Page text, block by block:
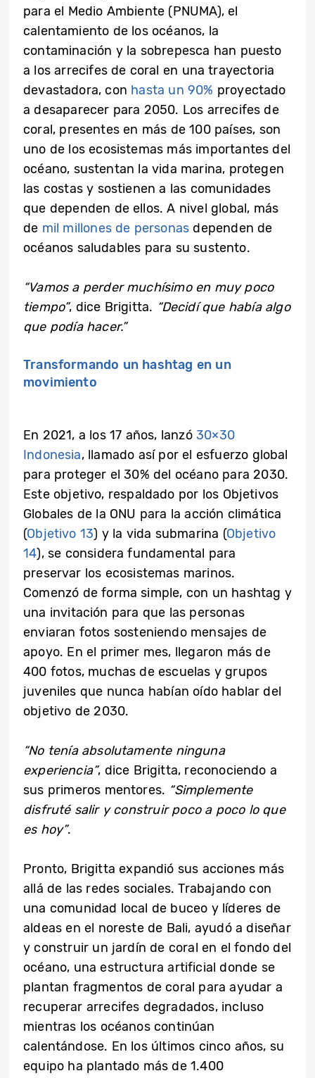
para el Medio Ambiente (PNUMA), el
calentamiento de los océanos, la
contaminación y la sobrepesca han puesto
a los arrecifes de coral en una trayectoria
devastadora, con hasta un 90% proyectado
a desaparecer para 2050. Los arrecifes de
coral, presentes en más de 100 países, son
uno de los ecosistemas más importantes del
océano, sustentan la vida marina, protegen
las costas y sostienen a las comunidades
que dependen de ellos. A nivel global, más
de mil millones de personas dependen de
océanos saludables para su sustento.
“Vamos a perder muchísimo en muy poco
tiempo”, dice Brigitta. “Decidí que había algo
que podía hacer.”
Transformando un hashtag en un
movimiento
En 2021, a los 17 años, lanzó 30×30
Indonesia, llamado así por el esfuerzo global
para proteger el 30% del océano para 2030.
Este objetivo, respaldado por los Objetivos
Globales de la ONU para la acción climática
(Objetivo 13) y la vida submarina (Objetivo
14), se considera fundamental para
preservar los ecosistemas marinos.
Comenzó de forma simple, con un hashtag y
una invitación para que las personas
enviaran fotos sosteniendo mensajes de
apoyo. En el primer mes, llegaron más de
400 fotos, muchas de escuelas y grupos
juveniles que nunca habían oído hablar del
objetivo de 2030.
“No tenía absolutamente ninguna
experiencia”, dice Brigitta, reconociendo a
sus primeros mentores. “Simplemente
disfruté salir y construir poco a poco lo que
es hoy”.
Pronto, Brigitta expandió sus acciones más
allá de las redes sociales. Trabajando con
una comunidad local de buceo y líderes de
aldeas en el noreste de Bali, ayudó a diseñar
y construir un jardín de coral en el fondo del
océano, una estructura artificial donde se
plantan fragmentos de coral para ayudar a
recuperar arrecifes degradados, incluso
mientras los océanos continúan
calentándose. En los últimos cinco años, su
equipo ha plantado más de 1.400